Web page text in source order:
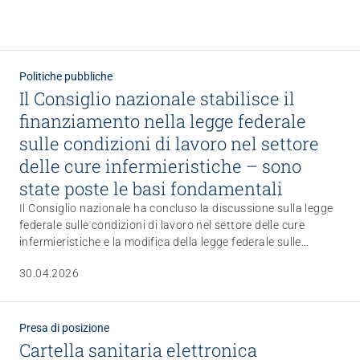
Politiche pubbliche
Il Consiglio nazionale stabilisce il
finanziamento nella legge federale
sulle condizioni di lavoro nel settore
delle cure infermieristiche – sono
state poste le basi fondamentali
Il Consiglio nazionale ha concluso la discussione sulla legge
federale sulle condizioni di lavoro nel settore delle cure
infermieristiche e la modifica della legge federale sulle
categoria CURAVIVA è chiaro: migliorare le condizioni di
30.04.2026
Presa di posizione
Cartella sanitaria elettronica